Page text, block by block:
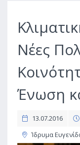
Νέες
Ένωση
13.07.2016
Ίδρυμα